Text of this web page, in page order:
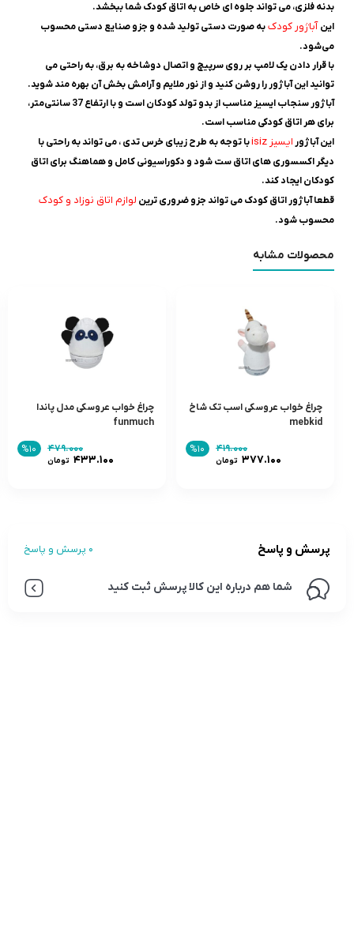
بدنه فلزی، می‌ تواند جلوه‌ ای خاص به اتاق کودک شما ببخشد.
این آباژور کودکبه صورت دستی تولید شده و جزو صنایع دستی محسوب
می‌شود.
با قرار دادن یک لامپ بر روی سرپیچ و اتصال دوشاخه به برق، به راحتی می‌
توانید این آباژور را روشن کنید و از نور ملایم و آرامش‌ بخش آن بهره‌ مند شوید.
آباژور سنجاب ایسیز مناسب از بدو تولد کودکان است و با ارتفاع 37 سانتی‌متر،
برای هر اتاق کودکی مناسب است.
این آباژور ایسیز isiz
با توجه به طرح زیبای خرس تدی ، می‌ تواند به راحتی با
دیگر اکسسوری‌ های اتاق ست شود و دکوراسیونی کامل و هماهنگ برای اتاق
کودکان ایجاد کند.
قطعا آباژور اتاق کودک می تواند جزو ضروری ترین لوازم اتاق نوزاد و کودک
محسوب شود.
محصولات مشابه
چراغ خواب عروسکی اسب تک شاخ
mebkid
۴۱۹.۰۰۰
۳۷۷.۱۰۰ تومان
%۱۰
چراغ خواب عروسکی مدل پاندا
funmuch
۴۷۹.۰۰۰
۴۳۳.۱۰۰ تومان
%۱۰
پرسش و پاسخ 0 پرسش و پاسخ
شما هم درباره این کالا پرسش ثبت کنید